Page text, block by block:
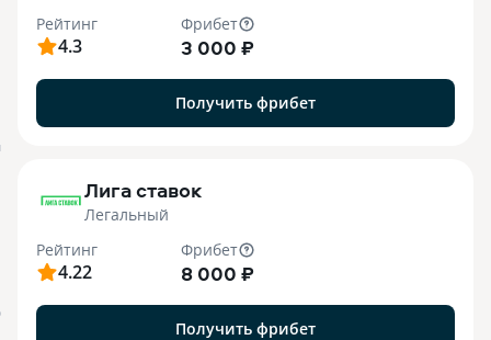
Рейтинг
4.3
Фрибет
3 000 ₽
Получить фрибет
Лига ставок
Легальный
Рейтинг
4.22
Фрибет
8 000 ₽
Получить фрибет